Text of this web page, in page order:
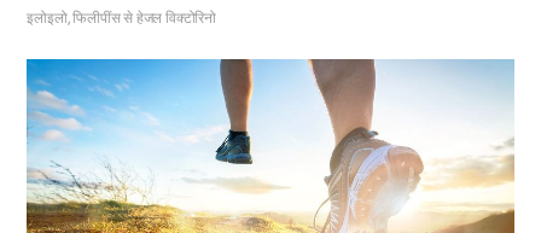
जीवन की सबसे महत्वपूर्ण चीज है। जब मैं विश्वविद्यालय में पढ़ती थी, तब मैं पैसे कमाने के
हुए कैंपस में एक बेंच पर बैठी हुई थी। दो कोरियाई मेरी ओर चले आ रहे थे, तो मैंने सोचा कि वे
मुझसे कुछ पूछने वाले हैं। उन्होंने मुझसे सवाल तो पूछा, लेकिन वह ऐसा सवाल था जिसका मैं
जवाब नहीं दे सकी। “क्या आपने कभी स्वर्गीय माता के बारे में सुना है?” उस…
इलोइलो, फिलीपींस से हेजल विक्टोरिनो